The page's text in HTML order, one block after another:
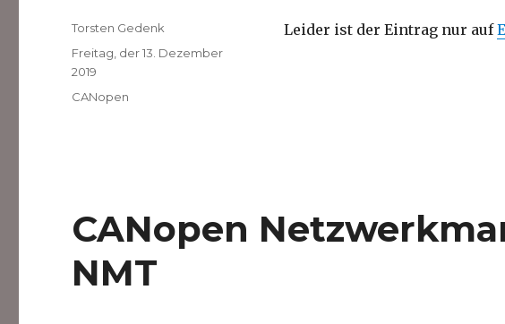
Leider ist der Eintrag nur auf
Autor
Torsten Gedenk
Veröffentlicht
am
Freitag, der 13. Dezember
2019
Kategorien
CANopen
CANopen
NMT